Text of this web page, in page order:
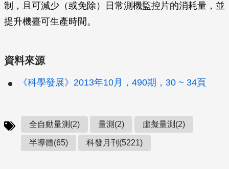
制，且可減少（或免除）日常測機監控片的消耗量，並
提升機臺可生產時間。
資料來源
《科學發展》2013年10月，490期，30 ~ 34頁
全自動量測(2) 量測(2) 虛擬量測(2)
半導體(65) 科發月刊(5221)